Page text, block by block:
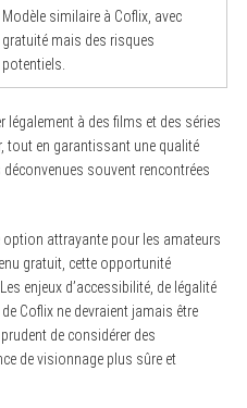
Modèle similaire à Coflix, avec
gratuité mais des risques
potentiels.
légalement à des films et des séries
tout en garantissant une qualité
souvent rencontrées
option attrayante pour les amateurs
gratuit, cette opportunité
enjeux d’accessibilité, de légalité
Coflix ne devraient jamais être
de considérer des
de visionnage plus sûre et